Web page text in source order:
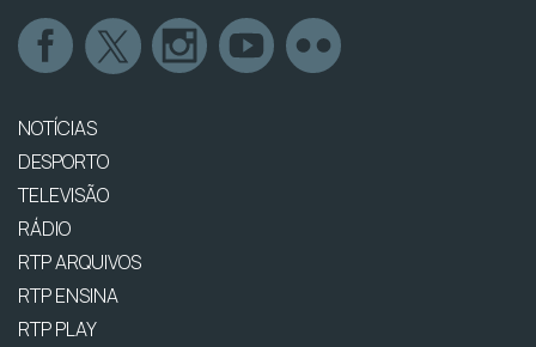
NOTÍCIAS
DESPORTO
TELEVISÃO
RÁDIO
RTP ARQUIVOS
RTP ENSINA
RTP PLAY